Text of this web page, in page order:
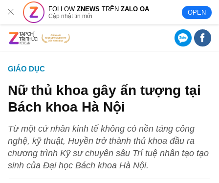
FOLLOWZNEWS TRÊNZALO OA
Cập nhật tin mới OPEN
GIÁO DỤC
Nữ thủ khoa gây ấn tượng tại
Bách khoa Hà Nội
Từ một cử nhân kinh tế không có nền tảng công
nghệ, kỹ thuật, Huyền trở thành thủ khoa đầu ra
chương trình Kỹ sư chuyên sâu Trí tuệ nhân tạo tạo
sinh của Đại học Bách khoa Hà Nội.